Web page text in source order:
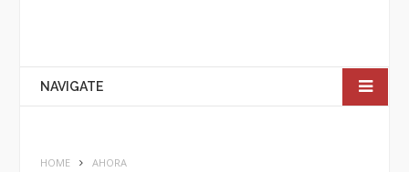
NAVIGATE
HOME AHORA